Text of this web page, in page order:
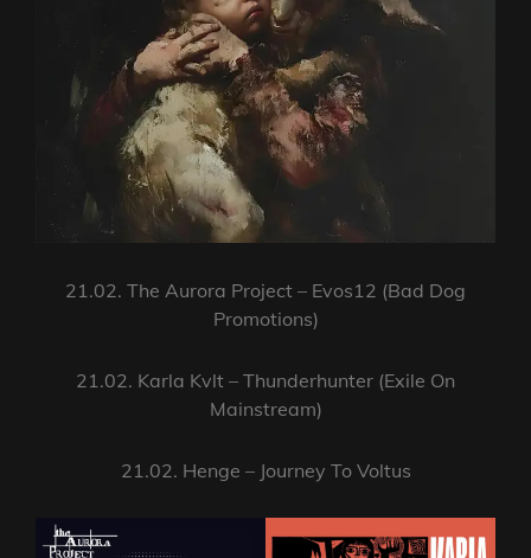
21.02. The Aurora Project – Evos12 (Bad Dog
Promotions)
21.02. Karla Kvlt – Thunderhunter (Exile On
Mainstream)
21.02. Henge – Journey To Voltus